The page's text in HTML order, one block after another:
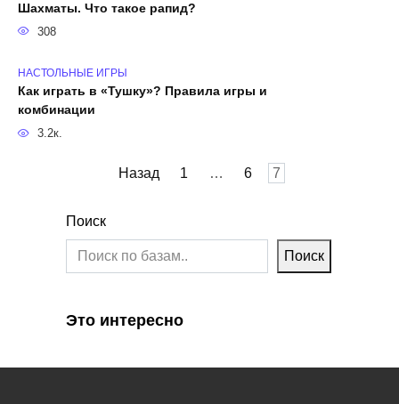
Шахматы. Что такое рапид?
308
НАСТОЛЬНЫЕ ИГРЫ
Как играть в «Тушку»? Правила игры и
комбинации
3.2к.
Назад 1 … 6 7
Поиск
Поиск
Это интересно